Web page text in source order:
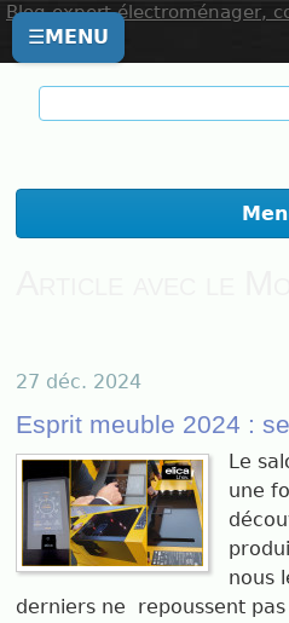
Blog expert électroménager,
☰MENU
27 déc. 2024
Esprit meuble 2024 :
Le
une
nous
derniers ne repoussent